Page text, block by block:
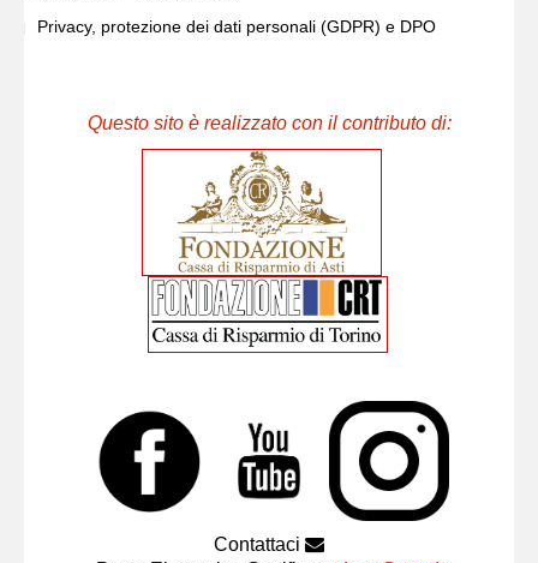
Privacy, protezione dei dati personali (GDPR) e DPO
Questo sito è realizzato con il contributo di:
Contattaci